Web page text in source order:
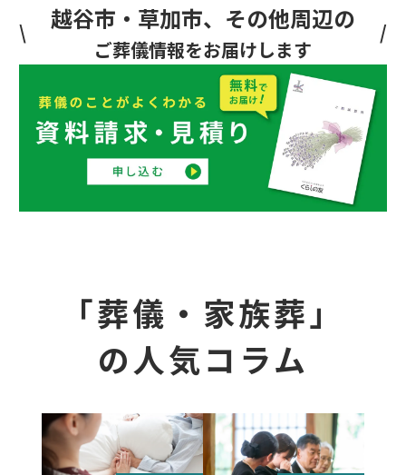
越谷市・草加市、その他周辺の
ご葬儀情報をお届けします
「葬儀・家族葬」
の人気コラム